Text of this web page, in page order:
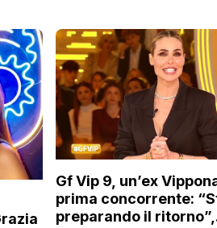
Gf Vip 9, un’ex
prima concorrente:
preparando il ritorno”,